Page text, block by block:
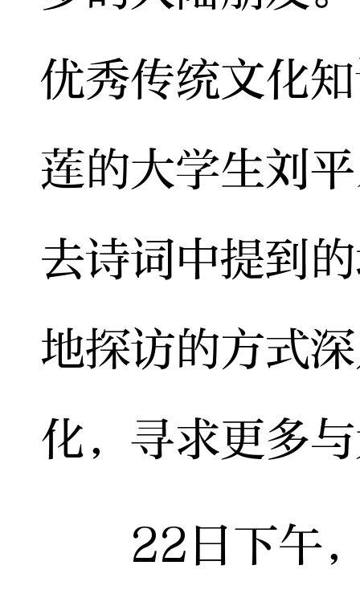
优秀传统文化
莲的大学生刘
去诗词中提到
地探访的方式
化，寻求更多
22日下午，